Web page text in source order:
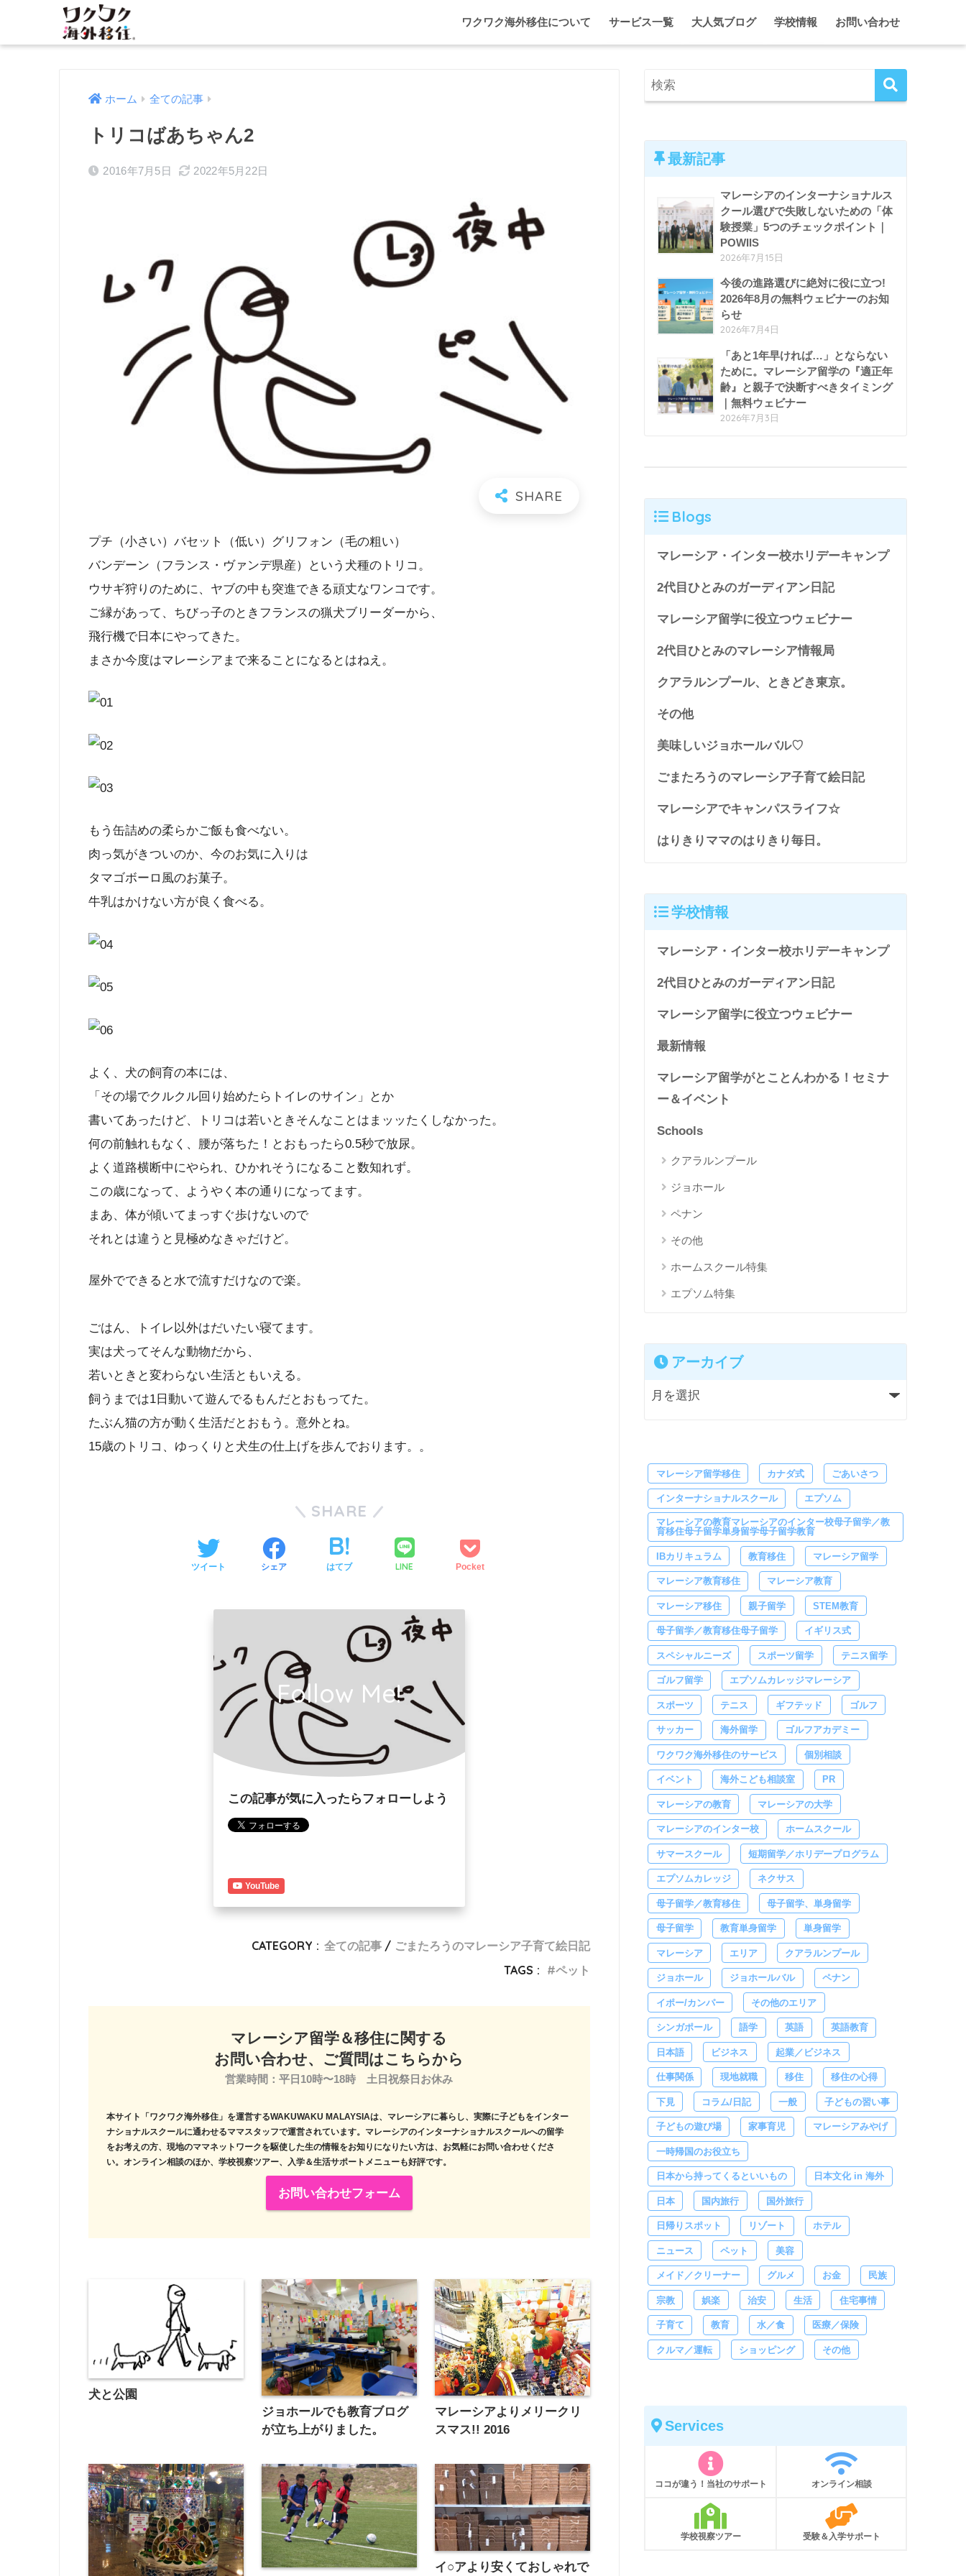
ワクワク海外移住について サービス一覧
エプソム単身留学 入学＆ガーディアンシップ
大人気ブログ 学校情報 お問い合わせ
ホーム 全ての記事
トリコばあちゃん2
2016年7月5日 2022年5月22日
プチ（小さい）バセット（低い）グリフォン（毛の粗い）
バンデーン（フランス・ヴァンデ県産）という犬種のトリコ。
ウサギ狩りのために、ヤブの中も突進できる頑丈なワンコです。
ご縁があって、ちびっ子のときフランスの猟犬ブリーダーから、
飛行機で日本にやってきた。
まさか今度はマレーシアまで来ることになるとはねえ。
もう缶詰めの柔らかご飯も食べない。
肉っ気がきついのか、今のお気に入りは
タマゴボーロ風のお菓子。
牛乳はかけない方が良く食べる。
よく、犬の飼育の本には、
「その場でクルクル回り始めたらトイレのサイン」とか
書いてあったけど、トリコは若いときそんなことはまッッたくしなかった。
何の前触れもなく、腰が落ちた！とおもったら0.5秒で放尿。
よく道路横断中にやられ、ひかれそうになること数知れず。
この歳になって、ようやく本の通りになってます。
まあ、体が傾いてまっすぐ歩けないので
それとは違うと見極めなきゃだけど。
屋外でできると水で流すだけなので楽。
ごはん、トイレ以外はだいたい寝てます。
実は犬ってそんな動物だから、
若いときと変わらない生活ともいえる。
飼うまでは1日動いて遊んでるもんだとおもってた。
たぶん猫の方が動く生活だとおもう。意外とね。
15歳のトリコ、ゆっくりと犬生の仕上げを歩んでおります。。
SHARE
ツイート シェア はてブ LINE Pocket
Follow Me!
この記事が気に入ったらフォローしよう
YouTube
CATEGORY : 全ての記事
ごまたろうのマレーシア子育て絵日記
TAGS :
ペット
マレーシア留学＆移住に関する
お問い合わせ、ご質問はこちらから
営業時間：平日10時〜18時　土日祝祭日お休み
本サイト「ワクワク海外移住」を運営するWAKUWAKU MALAYSIAは、マレーシアに暮らし、実際に子どもをインター
ナショナルスクールに通わせるママスタッフで運営されています。マレーシアのインターナショナルスクールへの留学
をお考えの方、現地のママネットワークを駆使した生の情報をお知りになりたい方は、お気軽にお問い合わせくださ
い。オンライン相談のほか、学校視察ツアー、入学＆生活サポートメニューも好評です。
お問い合わせフォーム
犬と公園
ジョホールでも教育ブログ
が立ち上がりました。
マレーシアよりメリークリ
スマス!! 2016
イ○アより安くておしゃれで
最新記事
マレーシアのインターナショナルス
クール選びで失敗しないための「体
験授業」5つのチェックポイント｜
POWIIS
2026年7月15日
今後の進路選びに絶対に役に立つ!
2026年8月の無料ウェビナーのお知
らせ
2026年7月4日
「あと1年早ければ…」とならない
ために。マレーシア留学の『適正年
齢』と親子で決断すべきタイミング
｜無料ウェビナー
2026年7月3日
Blogs
マレーシア・インター校ホリデーキャンプ
2代目ひとみのガーディアン日記
マレーシア留学に役立つウェビナー
2代目ひとみのマレーシア情報局
クアラルンプール、ときどき東京。
その他
美味しいジョホールバル♡
ごまたろうのマレーシア子育て絵日記
マレーシアでキャンパスライフ☆
はりきりママのはりきり毎日。
学校情報
マレーシア・インター校ホリデーキャンプ
2代目ひとみのガーディアン日記
マレーシア留学に役立つウェビナー
最新情報
マレーシア留学がとことんわかる！セミナ
ー＆イベント
Schools
クアラルンプール
ジョホール
ペナン
その他
ホームスクール特集
エプソム特集
アーカイブ
マレーシア留学移住 カナダ式 ごあいさつ
インターナショナルスクール エプソム
マレーシアの教育マレーシアのインター校母子留学／教
育移住母子留学単身留学母子留学教育
IBカリキュラム 教育移住 マレーシア留学
マレーシア教育移住 マレーシア教育
マレーシア移住 親子留学 STEM教育
母子留学／教育移住母子留学 イギリス式
スペシャルニーズ スポーツ留学 テニス留学
ゴルフ留学 エプソムカレッジマレーシア
スポーツ テニス ギフテッド ゴルフ
サッカー 海外留学 ゴルフアカデミー
ワクワク海外移住のサービス 個別相談
イベント 海外こども相談室 PR
マレーシアの教育 マレーシアの大学
マレーシアのインター校 ホームスクール
サマースクール 短期留学／ホリデープログラム
エプソムカレッジ ネクサス
母子留学／教育移住 母子留学、単身留学
母子留学 教育単身留学 単身留学
マレーシア エリア クアラルンプール
ジョホール ジョホールバル ペナン
イポー/カンパー その他のエリア
シンガポール 語学 英語 英語教育
日本語 ビジネス 起業／ビジネス
仕事関係 現地就職 移住 移住の心得
下見 コラム/日記 一般 子どもの習い事
子どもの遊び場 家事育児 マレーシアみやげ
一時帰国のお役立ち
日本から持ってくるといいもの 日本文化 in 海外
日本 国内旅行 国外旅行
日帰りスポット リゾート ホテル
ニュース ペット 美容
メイド／クリーナー グルメ お金 民族
宗教 娯楽 治安 生活 住宅事情
子育て 教育 水／食 医療／保険
クルマ／運転 ショッピング その他
Services
ココが違う！当社のサポート オンライン相談
学校視察ツアー 受験＆入学サポート